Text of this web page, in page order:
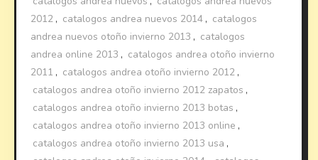
2012 , catalogos andrea nuevos 2014 , catalogos
andrea nuevos otoño invierno 2013 , catalogos
andrea online 2013 , catalogos andrea otoño invierno
2011 , catalogos andrea otoño invierno 2012 ,
catalogos andrea otoño invierno 2012 zapatos ,
catalogos andrea otoño invierno 2013 botas ,
catalogos andrea otoño invierno 2013 online ,
catalogos andrea otoño invierno 2013 usa ,